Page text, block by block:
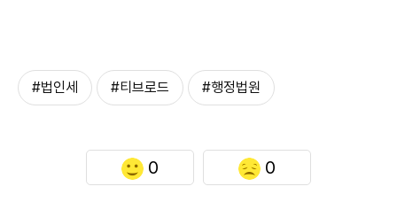
#법인세 #티브로드 #행정법원
0 0